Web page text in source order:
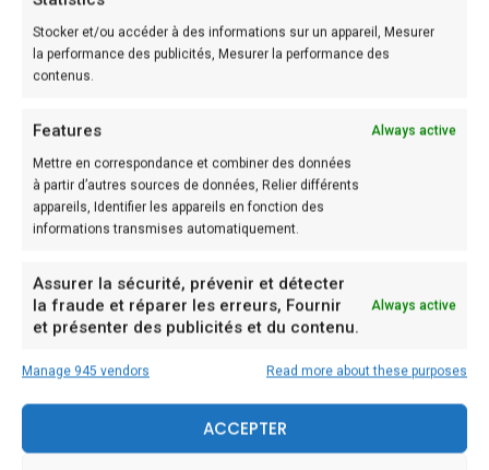
Stocker et/ou accéder à des informations sur un appareil, Mesurer
la performance des publicités, Mesurer la performance des
contenus.
Features Always active
Mettre en correspondance et combiner des données
à partir d’autres sources de données, Relier différents
appareils, Identifier les appareils en fonction des
informations transmises automatiquement.
Assurer la sécurité, prévenir et détecter
la fraude et réparer les erreurs, Fournir
et présenter des publicités et du contenu.
Always active
Manage 945 vendors Read more about these purposes
ACCEPTER
Donc, pour la recette, il vous faut :
Voici les ingrédients dont vous avez besoin et la
préparation:
Ingrédients :
– 500 gr d’amandes pelées non torréfiées
– 1 œuf entier moyen
– 2 blancs d’œufs moyens
– arôme d’amande au goût.
Sablés de noël d’amandes au cerises confites